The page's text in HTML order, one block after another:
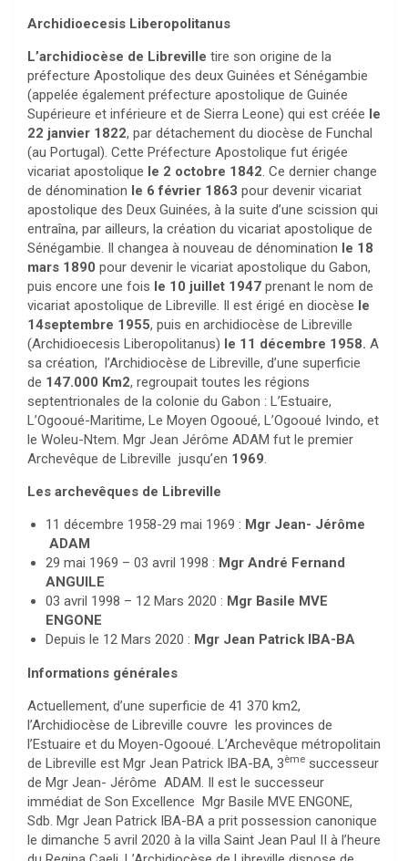
Archidioecesis Liberopolitanus
L’archidiocèse de Libreville tire son origine de la
préfecture Apostolique des deux Guinées et Sénégambie
(appelée également préfecture apostolique de Guinée
Supérieure et inférieure et de Sierra Leone) qui est créée le
22 janvier 1822, par détachement du diocèse de Funchal
(au Portugal). Cette Préfecture Apostolique fut érigée
vicariat apostolique le 2 octobre 1842 . Ce dernier change
de dénomination le 6 février 1863 pour devenir vicariat
apostolique des Deux Guinées, à la suite d’une scission qui
entraîna, par ailleurs, la création du vicariat apostolique de
Sénégambie. Il changea à nouveau de dénomination le 18
mars 1890 pour devenir le vicariat apostolique du Gabon,
puis encore une fois le 10 juillet 1947 prenant le nom de
vicariat apostolique de Libreville. Il est érigé en diocèse le
14septembre 1955, puis en archidiocèse de Libreville
(Archidioecesis Liberopolitanus) le 11 décembre 1958. A
sa création, l’Archidiocèse de Libreville, d’une superficie
de 147.000 Km2, regroupait toutes les régions
septentrionales de la colonie du Gabon : L’Estuaire,
L’Ogooué-Maritime, Le Moyen Ogooué, L’Ogooué Ivindo, et
le Woleu-Ntem. Mgr Jean Jérôme ADAM fut le premier
Archevêque de Libreville jusqu’en 1969
Les archevêques de Libreville
11 décembre 1958-29 mai 1969 : Mgr Jean- Jérôme
ADAM
29 mai 1969 – 03 avril 1998 : Mgr André Fernand
ANGUILE
03 avril 1998 – 12 Mars 2020 : Mgr Basile MVE
ENGONE
Depuis le 12 Mars 2020 : Mgr Jean Patrick IBA-BA
Informations générales
Actuellement, d’une superficie de 41 370 km2,
l’Archidiocèse de Libreville couvre les provinces de
l’Estuaire et du Moyen-Ogooué. L’Archevêque métropolitain
de Libreville est Mgr Jean Patrick IBA-BA, 3ème successeur
de Mgr Jean- Jérôme ADAM. Il est le successeur
immédiat de Son Excellence Mgr Basile MVE ENGONE,
Sdb. Mgr Jean Patrick IBA-BA a prit possession canonique
le dimanche 5 avril 2020 à la villa Saint Jean Paul II à l’heure